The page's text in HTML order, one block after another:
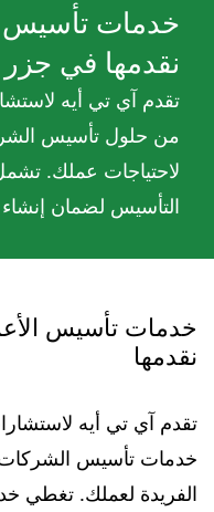
خدمات تأسيس
نقدمها في جزر
تقدم آي تي أيه
من حلول تأسيس
لاحتياجات عملك.
التأسيس لضمان إنشاء
خدمات تأسيس
نقدمها
تقدم آي تي أيه
خدمات تأسيس الشركات
الفريدة لعملك. تغطي